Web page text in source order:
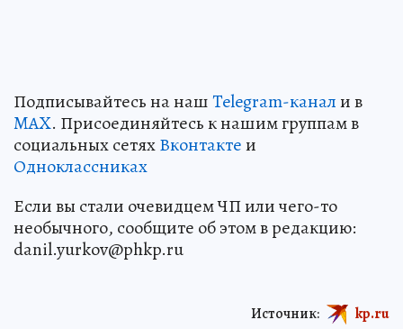
Подписывайтесь на нашTelegram-канали в
MAX. Присоединяйтесь к нашим группам в
социальных сетяхВконтактеи
Одноклассниках
Если вы стали очевидцем ЧП или чего-то
необычного, сообщите об этом в редакцию:
danil.yurkov@phkp.ru
Источник: kp.ru